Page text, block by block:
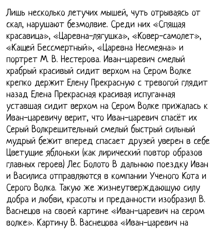
Лишь несколько летучих мышей, чуть отрываясь от
скал, нарушают безмолвие. Среди них «Спящая
красавица», «Царевна-лягушка», «Ковер-самолет»,
«Кащей Бессмертный», «Царевна Несмеяна» и
портрет М. В. Нестерова. Иван-царевич смелый
храбрый красивый сидит верхом на Сером Волке
крепко держит Елену Прекрасную с тревогой глядит
назад Елена Прекрасная красивая испуганная
уставшая сидит верхом на Сером Волке прижалась к
Иван-царевичу верит, что Иван-царевич спасёт их
Серый Волкрешительный смелый быстрый сильный
мудрый бежит вперед спасает друзей уверен в себе
Цветущие яблоньки (как лирический повтор образов
главных героев) Лес Болото В дальнюю поездку Иван
и Василиса отправляются в компании Ученого Кота и
Серого Волка. Такую же жизнеутверждающую силу
добра и любви, красоты и преданности изобразил В.
Васнецов на своей картине «Иван-царевич на сером
волке». Картину В. Васнецова «Иван-царевич на